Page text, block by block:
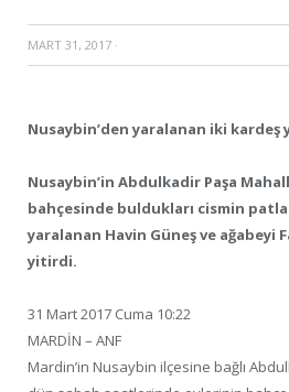
MART 31, 2017 ·
Nusaybin’den yaralanan iki kardeş
Nusaybin’in Abdulkadir Paşa
bahçesinde buldukları cismin
yaralanan Havin Güneş ve ağabeyi
yitirdi.
31 Mart 2017 Cuma 10:22
MARDİN – ANF
Mardin’in Nusaybin ilçesine bağlı